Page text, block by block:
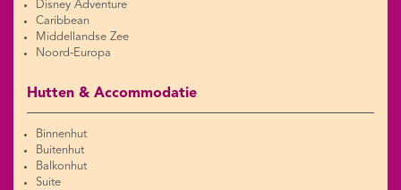
Disney Adventure
Caribbean
Middellandse Zee
Noord-Europa
Hutten & Accommodatie
Binnenhut
Buitenhut
Balkonhut
Suite